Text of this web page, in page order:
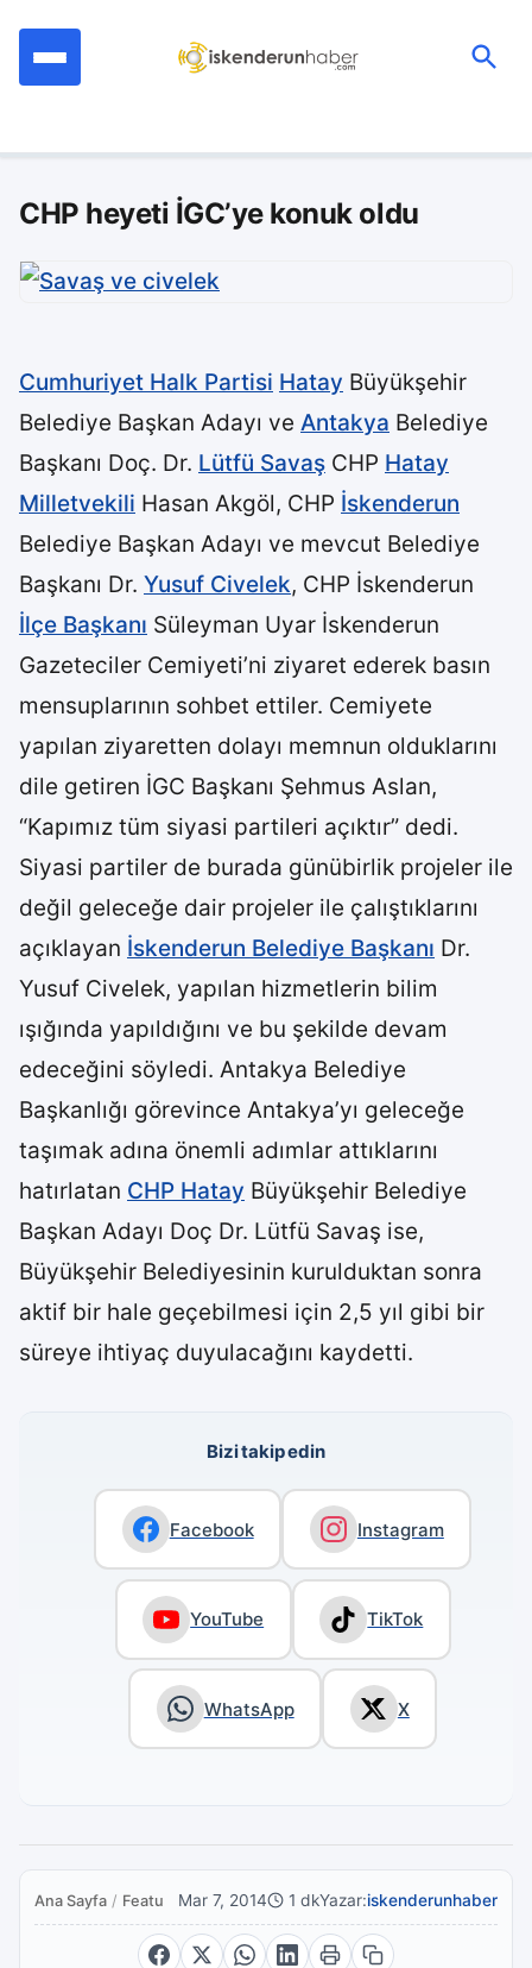
CHP heyeti İGC’ye konuk oldu
Cumhuriyet Halk Partisi Hatay Büyükşehir
Belediye Başkan Adayı ve Antakya Belediye
Başkanı Doç. Dr. Lütfü Savaş CHP Hatay
Milletvekili Hasan Akgöl, CHP İskenderun
Belediye Başkan Adayı ve mevcut Belediye
Başkanı Dr. Yusuf Civelek, CHP İskenderun
İlçe Başkanı Süleyman Uyar İskenderun
Gazeteciler Cemiyeti’ni ziyaret ederek basın
mensuplarının sohbet ettiler. Cemiyete
yapılan ziyaretten dolayı memnun olduklarını
dile getiren İGC Başkanı Şehmus Aslan,
“Kapımız tüm siyasi partileri açıktır” dedi.
Siyasi partiler de burada günübirlik projeler ile
değil geleceğe dair projeler ile çalıştıklarını
açıklayan İskenderun Belediye Başkanı Dr.
Yusuf Civelek, yapılan hizmetlerin bilim
ışığında yapıldığını ve bu şekilde devam
edeceğini söyledi. Antakya Belediye
Başkanlığı görevince Antakya’yı geleceğe
taşımak adına önemli adımlar attıklarını
hatırlatan CHP Hatay Büyükşehir Belediye
Başkan Adayı Doç Dr. Lütfü Savaş ise,
Büyükşehir Belediyesinin kurulduktan sonra
aktif bir hale geçebilmesi için 2,5 yıl gibi bir
süreye ihtiyaç duyulacağını kaydetti.
Bizi takip edin
Facebook Instagram
YouTube TikTok
WhatsApp X
Ana Sayfa / FeaturedMar 7, 2014 1 dkYazar:iskenderunhaber